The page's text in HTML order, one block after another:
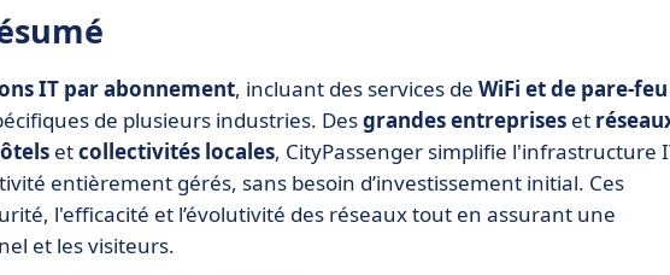
IT par abonnement, incluant des services de WiFi et de pare-feu
de plusieurs industries. Desgrandes entreprises et
etcollectivités locales, CityPassenger simplifie l'infrastructure
entièrement gérés, sans besoin d’investissement initial. Ces
l'efficacité et l’évolutivité des réseaux tout en assurant une
et les visiteurs.